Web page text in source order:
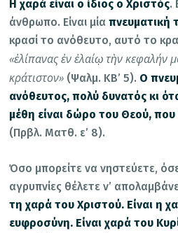
Η χαρά είναι ο ίδιος ο Χριστός.
άνθρωπο. Είναι μία πνευματική
κρασί το ανόθευτο, αυτό το
«ἐλίπανας ἐν ἐλαίῳ τὴν κεφαλήν
κράτιστον» (Ψαλμ. ΚΒ’ 5). Ο
ανόθευτος, πολύ δυνατός κι
μέθη είναι δώρο του Θεού,
(Πρβλ. Ματθ. ε’ 8).
Όσο μπορείτε να νηστεύετε,
αγρυπνίες θέλετε ν’
τη χαρά του Χριστού. Είναι η
ευφροσύνη. Είναι χαρά του